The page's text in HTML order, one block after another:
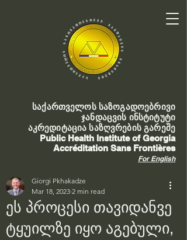
საქართველოს საზოგადოებრივი
ჯანდაცვის ინსტიტუტი
აკრედიტაცია საზღვრების გარეშე
Public Health Institute of Georgia
Accréditation Sans Frontières
For English
ეს პროცესი თავიდანვე
ტყუილზე იყო აგებული,
Giorgi Pkhakadze
Mar 18, 2023 2 min read